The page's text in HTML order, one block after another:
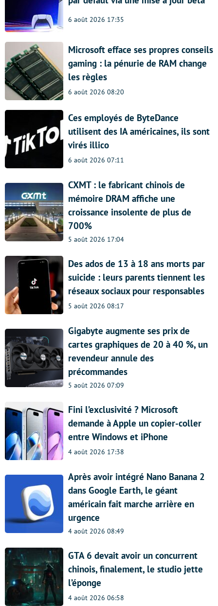
6 août 2026 17:35
Microsoft efface ses propres conseils
gaming : la pénurie de RAM change
les règles
6 août 2026 08:20
Ces employés de ByteDance
utilisent des IA américaines, ils sont
virés illico
6 août 2026 07:11
CXMT : le fabricant chinois de
mémoire DRAM affiche une
croissance insolente de plus de
700%
5 août 2026 17:04
Des ados de 13 à 18 ans morts par
suicide : leurs parents tiennent les
réseaux sociaux pour responsables
5 août 2026 08:17
Gigabyte augmente ses prix de
cartes graphiques de 20 à 40 %, un
revendeur annule des
précommandes
5 août 2026 07:09
Fini l’exclusivité ? Microsoft
demande à Apple un copier-coller
entre Windows et iPhone
4 août 2026 17:38
Après avoir intégré Nano Banana 2
dans Google Earth, le géant
américain fait marche arrière en
urgence
4 août 2026 08:49
GTA 6 devait avoir un concurrent
chinois, finalement, le studio jette
l’éponge
4 août 2026 06:58